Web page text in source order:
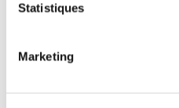
Statistiques
Marketing